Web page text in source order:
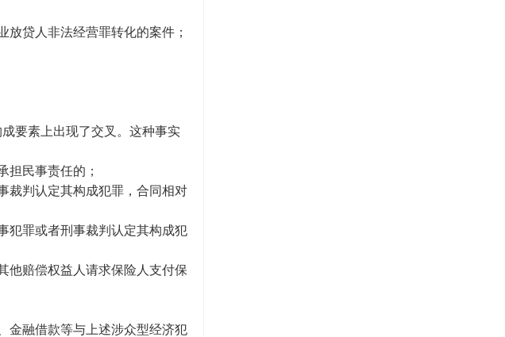
贷人非法经营罪转化的案件；
要素上出现了交叉。这种事实
担民事责任的；
裁判认定其构成犯罪，合同相对
犯罪或者刑事裁判认定其构成犯
他赔偿权益人请求保险人支付保
金融借款等与上述涉众型经济犯